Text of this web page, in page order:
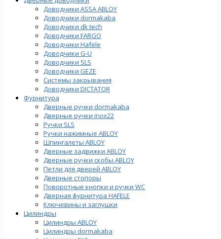
Доводчики ASSA ABLOY
Доводчики dormakaba
Доводчики dk tech
Доводчики FARGO
Доводчики Hafele
Доводчики G-U
Доводчики SLS
Доводчики GEZE
Cистемы закрывания
Доводчики DICTATOR
Фурнитура
Дверные ручки dormakaba
Дверные ручки inox22
Ручки SLS
Ручки нажимные ABLOY
Шпингалеты ABLOY
Дверные задвижки ABLOY
Дверные ручки скобы ABLOY
Петли для дверей ABLOY
Дверные стопоры
Поворотные кнопки и ручки WC
Дверная фурнитура HAFELE
Ключевины и заглушки
Цилиндры
Цилиндры ABLOY
Цилиндры dormakaba